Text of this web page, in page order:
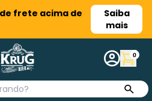
frete acima de
Saiba
mais
0